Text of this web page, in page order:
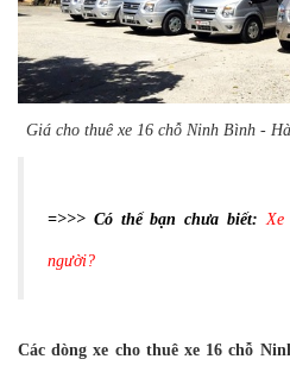
Giá cho thuê xe 16 chỗ Ninh Bình -
=>>> Có thể bạn chưa biết: Xe
người?
Các dòng xe cho thuê xe 16 chỗ